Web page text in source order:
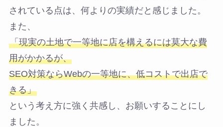
されている点は、何よりの実績だと感じました。
また、
「現実の土地で一等地に店を構えるには莫大な費
用がかかるが、
SEO対策ならWebの一等地に、低コストで出店で
きる」
という考え方に強く共感し、お願いすることにし
ました。